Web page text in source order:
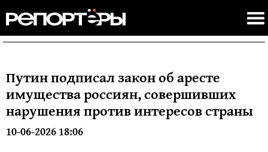
Путин подписал закон об аресте
имущества россиян, совершивших
нарушения против интересов страны
10-06-2026 18:06